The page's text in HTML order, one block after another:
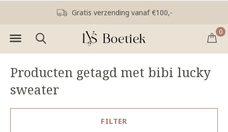
0
Gratis verzending vanaf €100,-
Producten getagd met bibi lucky
sweater
FILTER